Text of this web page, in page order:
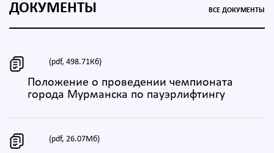
ДОКУМЕНТЫ ВСЕ ДОКУМЕНТЫ
(pdf, 498.71Кб)
Положение о проведении чемпионата
города Мурманска по пауэрлифтингу
(pdf, 26.07Мб)